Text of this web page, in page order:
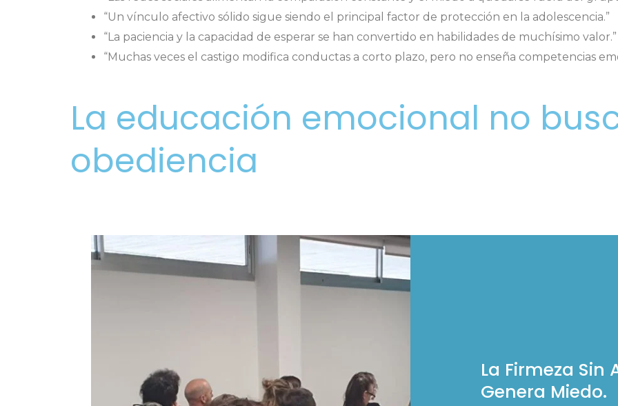
“Un vínculo afectivo sólido sigue siendo el principal factor de protección en la adolescencia.”
“La paciencia y la capacidad de esperar se han convertido en habilidades de muchísimo valor.”
“Muchas veces el castigo modifica conductas a corto plazo, pero no enseña competencias
La educación emocional no
obediencia
La Firmeza Sin
Genera Miedo.